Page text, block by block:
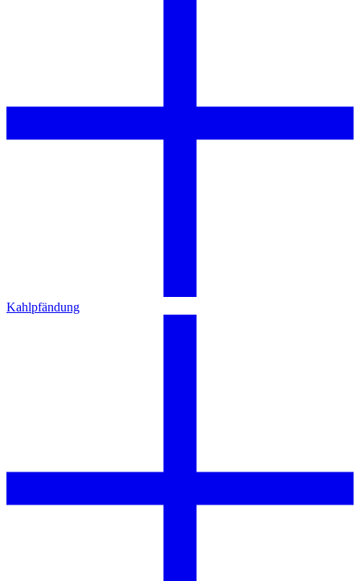
Kahlpfändung